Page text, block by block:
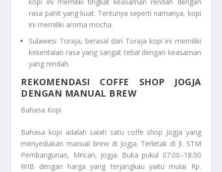
rasa pahit yang kuat. Tentunya seperti namanya, kopi
ini memiliki aroma mocha.
Sulawesi Toraja, berasal dari Toraja kopi ini memiliki
kekentalan rasa yang sangat tebal dengan keasaman
yang rendah.
REKOMENDASI COFFE SHOP JOGJA
DENGAN MANUAL BREW
Bahasa Kopi
Bahasa kopi adalah salah satu coffe shop Jogja yang
menyediakan manual brew di Jogja. Terletak di Jl. STM
Pembangunan, Mrican, Jogja. Buka pukul 07.00–18.00
WIB dengan harga yang terjangkau yaitu mulai Rp.